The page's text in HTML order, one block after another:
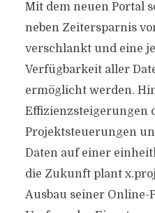
Mit dem neuen Portal
neben Zeitersparnis
verschlankt und eine
Verfügbarkeit aller
ermöglicht werden.
Effizienzsteigerungen
Projektsteuerungen
Daten auf einer
die Zukunft plant
Ausbau seiner Online-